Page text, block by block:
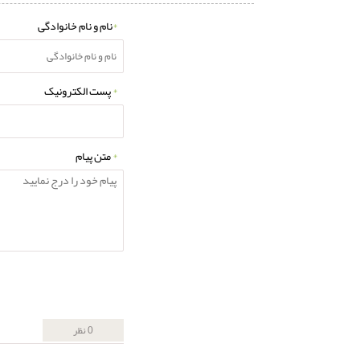
*نام و نام خانوادگی
*پست الکترونیک
*متن پیام
0 نظر